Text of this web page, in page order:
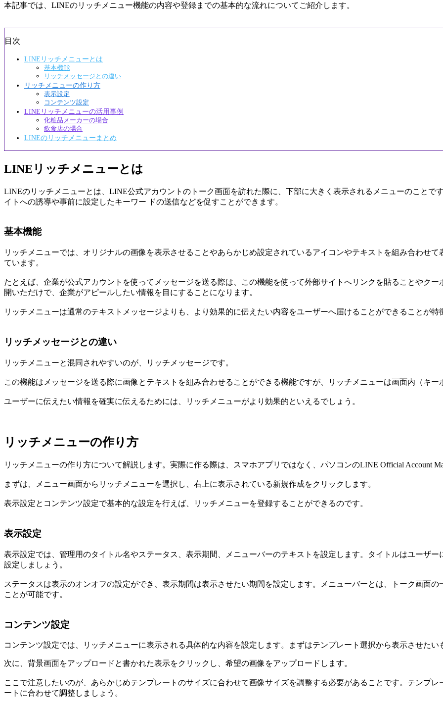
本記事では、LINEのリッチメニュー機能の内容や登録までの基本的な流れについてご紹介します。
目次
LINEリッチメニューとは
基本機能
リッチメッセージとの違い
リッチメニューの作り方
表示設定
コンテンツ設定
LINEリッチメニューの活用事例
化粧品メーカーの場合
飲食店の場合
LINEのリッチメニューまとめ
LINEリッチメニューとは
LINEのリッチメニューとは、LINE公式アカウントのトーク画面を訪れた際に、下部に大きく表示されるメニューのことで
イトへの誘導や事前に設定したキーワー ドの送信などを促すことができます。
基本機能
リッチメニューでは、オリジナルの画像を表示させることやあらかじめ設定されているアイコンやテキストを組み合わせ
ています。
たとえば、企業が公式アカウントを使ってメッセージを送る際は、この機能を使って外部サイトへリンクを貼ることやク
開いただけで、企業がアピールしたい情報を目にすることになります。
リッチメニューは通常のテキストメッセージよりも、より効果的に伝えたい内容をユーザーへ届けることができることが特
リッチメッセージとの違い
リッチメニューと混同されやすいのが、リッチメッセージです。
この機能はメッセージを送る際に画像とテキストを組み合わせることができる機能ですが、リッチメニューは画面内（キ
ユーザーに伝えたい情報を確実に伝えるためには、リッチメニューがより効果的といえるでしょう。
リッチメニューの作り方
リッチメニューの作り方について解説します。実際に作る際は、スマホアプリではなく、パソコンのLINE Official Account
まずは、メニュー画面からリッチメニューを選択し、右上に表示されている新規作成をクリックします。
表示設定とコンテンツ設定で基本的な設定を行えば、リッチメニューを登録することができるのです。
表示設定
表示設定では、管理用のタイトル名やステータス、表示期間、メニューバーのテキストを設定します。タイトルはユーザ
設定しましょう。
ステータスは表示のオンオフの設定ができ、表示期間は表示させたい期間を設定します。メニューバーとは、トーク画面
ことが可能です。
コンテンツ設定
コンテンツ設定では、リッチメニューに表示される具体的な内容を設定します。まずはテンプレート選択から表示させた
次に、背景画面をアップロードと書かれた表示をクリックし、希望の画像をアップロードします。
ここで注意したいのが、あらかじめテンプレートのサイズに合わせて画像サイズを調整する必要があることです。テンプ
ートに合わせて調整しましょう。